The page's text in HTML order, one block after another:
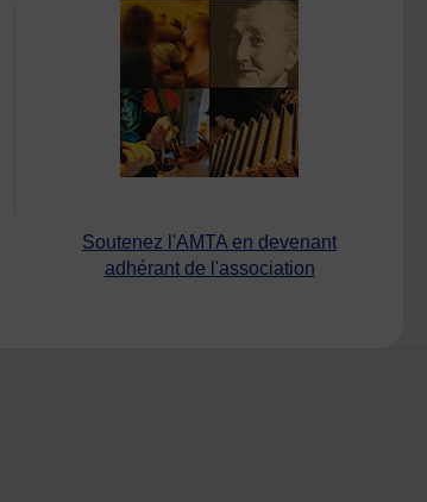
Soutenez l'AMTA en devenant
adhérant de l'association